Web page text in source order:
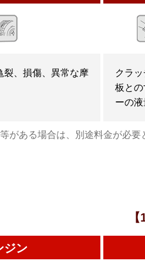
裂、損傷、異常な摩
クラ
板との
ーの
がある場合は、別途料金が必要
ジン